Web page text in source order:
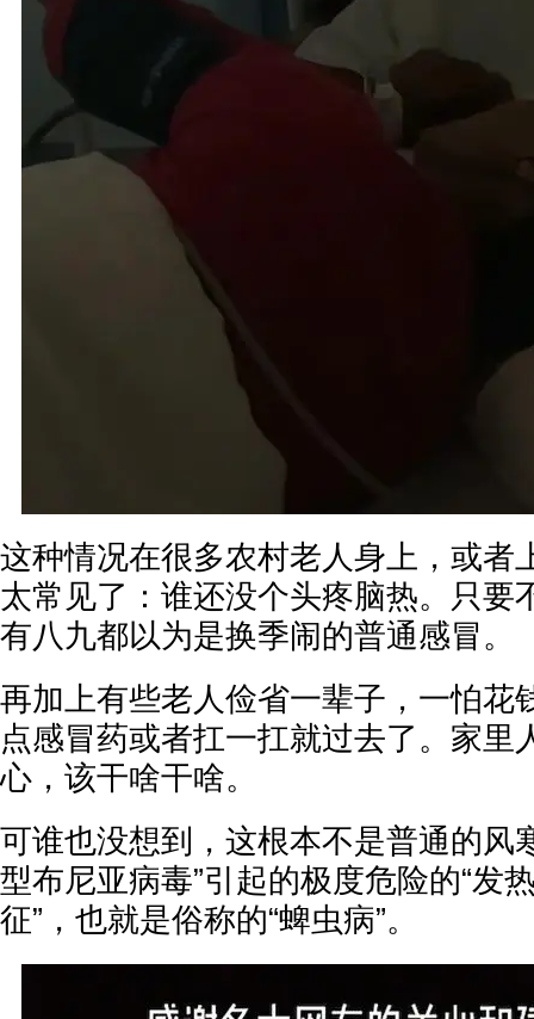
这种情况在很多农村老人身上，或者
太常见了：谁还没个头疼脑热。只要
有八九都以为是换季闹的普通感冒。
再加上有些老人俭省一辈子，一怕花
点感冒药或者扛一扛就过去了。家里
心，该干啥干啥。
可谁也没想到，这根本不是普通的风
型布尼亚病毒”引起的极度危险的“发
征”，也就是俗称的“蜱虫病”。